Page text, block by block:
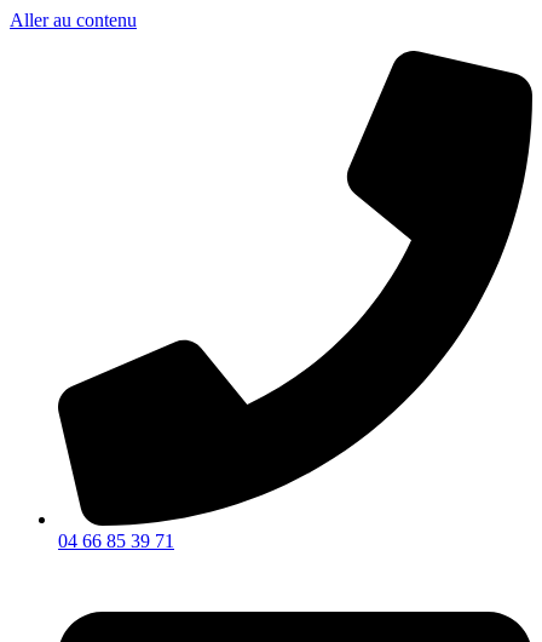
Aller au contenu
04 66 85 39 71